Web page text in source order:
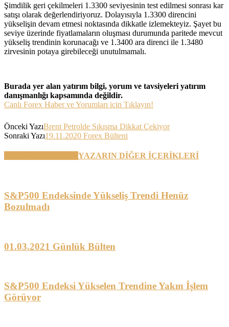
Şimdilik geri çekilmeleri 1.3300 seviyesinin test edilmesi sonrası kar
satışı olarak değerlendiriyoruz. Dolayısıyla 1.3300 direncini
yükselişin devam etmesi noktasında dikkatle izlemekteyiz. Şayet bu
seviye üzerinde fiyatlamaların oluşması durumunda paritede mevcut
yükseliş trendinin korunacağı ve 1.3400 ara direnci ile 1.3480
zirvesinin potaya girebileceği unutulmamalı.
Burada yer alan yatırım bilgi, yorum ve tavsiyeleri yatırım
danışmanlığı kapsamında değildir.
Canlı Forex Haber ve Yorumları için Tıklayın!
Önceki YazıBrent Petrolde Sıkışma Dikkat Çekiyor
Sonraki Yazı19.11.2020 Forex Bülteni
YAZARIN DİĞER İÇERİKLERİ
S&P500 Endeksinde Yükseliş Trendi Henüz
Bozulmadı
01.03.2021 Günlük Bülten
S&P500 Endeksi Yükselen Trendine Yakın İşlem
Görüyor